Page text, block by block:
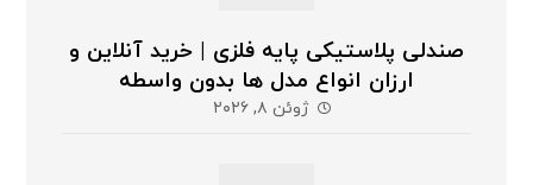
صندلی پلاستیکی پایه فلزی | خرید آنلاین و
ارزان انواع مدل ها بدون واسطه
ژوئن ۸, ۲۰۲۶